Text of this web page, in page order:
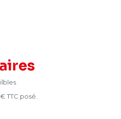
TTC posé.